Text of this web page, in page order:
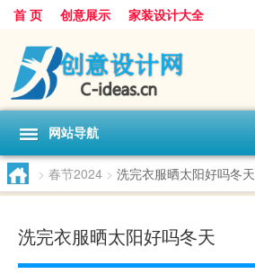
首 页 创意展示 家装设计大全
网站导航
> 春节2024 > 洗完衣服晒太阳好吗冬天
洗完衣服晒太阳好吗冬天